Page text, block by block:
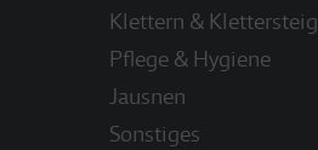
Klettern & Klettersteig
Pflege & Hygiene
Jausnen
Sonstiges